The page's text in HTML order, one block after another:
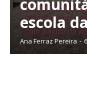
Planos
Faça-se assinante do
escola
Ana Ferraz Pereira -